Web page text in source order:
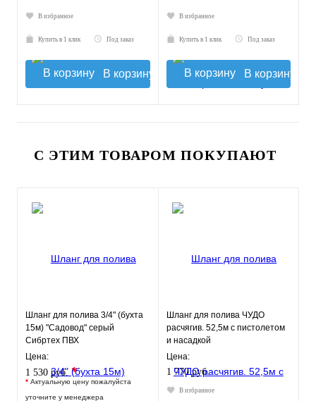
В избранное
Купить в 1 клик Под заказ
В корзину
В избранное
Купить в 1 клик Под заказ
В корзину
С ЭТИМ ТОВАРОМ ПОКУПАЮТ
Шланг для полива 3/4" (бухта
15м) "Садовод" серый
Сибртех ПВХ
Цена:
1 530 руб. *
* Актуальную цену пожалуйста
уточните у менеджера
Шланг для полива ЧУДО
расчягив. 52,5м с пистолетом
и насадкой
Цена:
1 770 руб.
В избранное